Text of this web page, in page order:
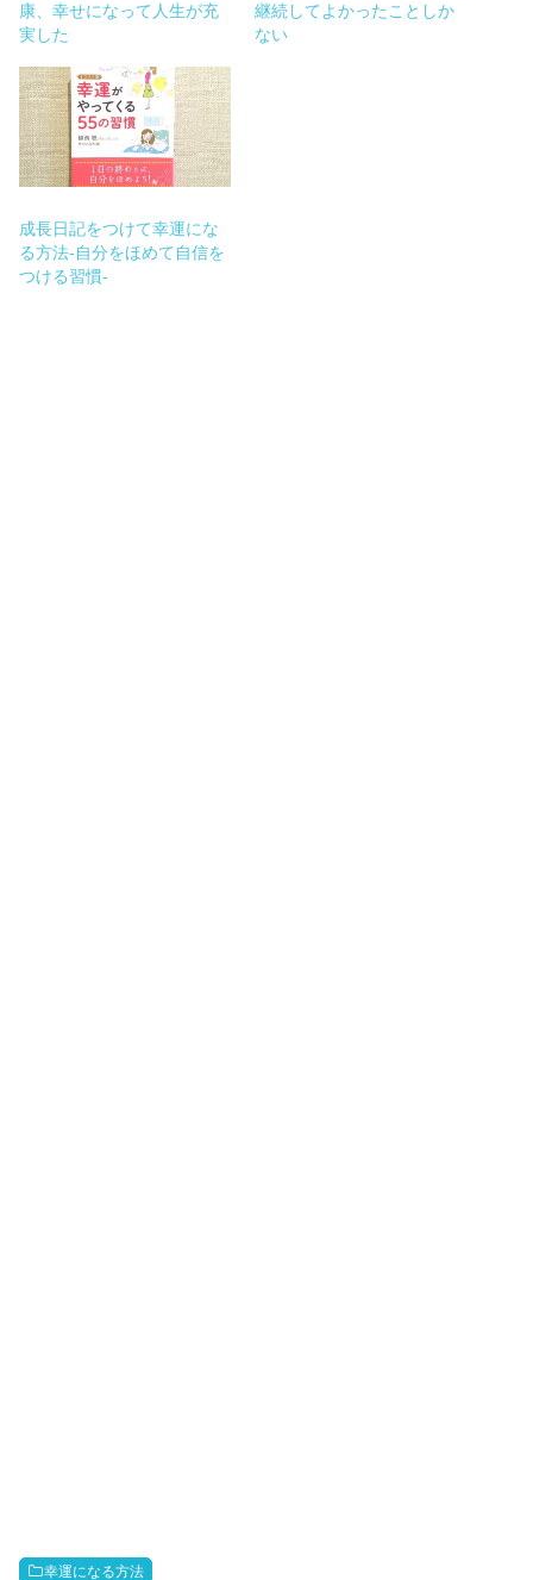
康、幸せになって人生が充
実した
継続してよかったことしか
ない
成長日記をつけて幸運にな
る方法-自分をほめて自信を
つける習慣-
幸運になる方法